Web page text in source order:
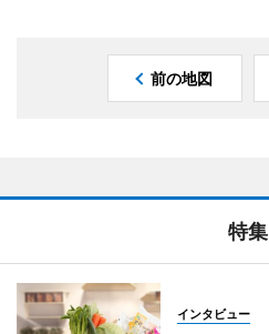
前の地図
特集
インタビュー